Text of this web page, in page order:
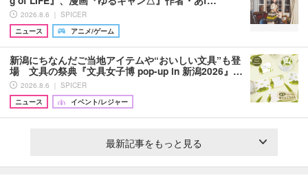
2026.8.6 ｜ SPICER
ニュース
アニメ/ゲーム
新潟にちなんだご当地アイテムや“おいしい文具”も登
場 文具の祭典『文具女子博 pop-up in 新潟2026』…
2026.8.6 ｜ SPICER
ニュース
イベント/レジャー
最新記事をもっと見る